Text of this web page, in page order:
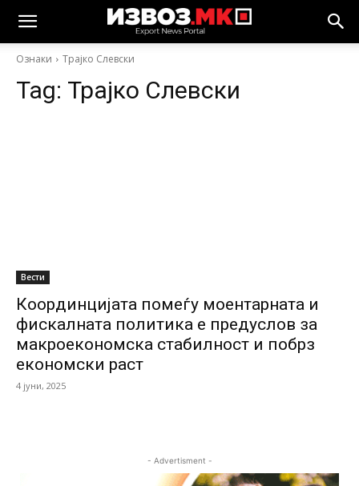
Ознаки Трајко Слевски
Tag: Трајко Слевски
Вести
Координцијата помеѓу моентарната и
фискалната политика е предуслов за
макроекономска стабилност и побрз
економски раст
4 јуни, 2025
- Advertisment -